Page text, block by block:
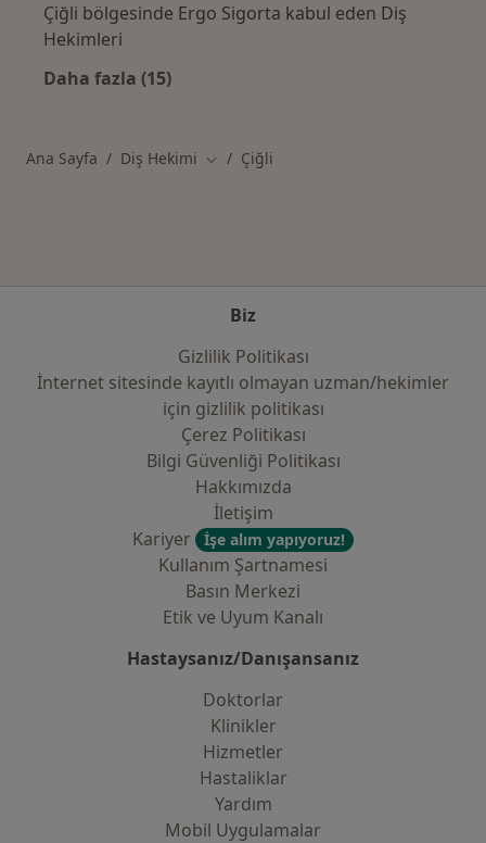
Çiğli bölgesinde Ergo Sigorta kabul eden Diş
Hekimleri
Daha fazla (15)
Ana Sayfa Diş Hekimi Şehir değiştir
Çiğli
Biz
Gizlilik Politikası
İnternet sitesinde kayıtlı olmayan uzman/hekimler
i̇çin gizlilik politikası
Çerez Politikası
Bilgi Güvenliği Politikası
Hakkımızda
İletişim
Kariyer
İşe alım yapıyoruz!
Kullanım Şartnamesi
Basın Merkezi
Etik ve Uyum Kanalı
Hastaysanız/Danışansanız
Doktorlar
Klinikler
Hizmetler
Hastaliklar
Yardım
Mobil Uygulamalar